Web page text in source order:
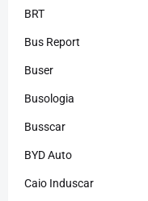
BRT
Bus Report
Buser
Busologia
Busscar
BYD Auto
Caio Induscar